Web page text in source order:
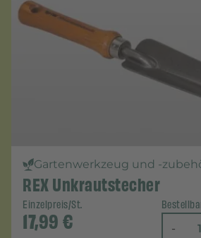
Gartenwerkzeug und -
REX Unkrautstecher
Einzelpreis/St.
17,99€ -